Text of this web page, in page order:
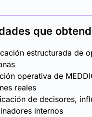
que
estructurada de
operativa de
reales
de decisores,
internos